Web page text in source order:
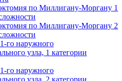
по Миллигану-Моргану 1
по Миллигану-Моргану 2
го наружного
узла, 1 категории
го наружного
узла, 2 категории